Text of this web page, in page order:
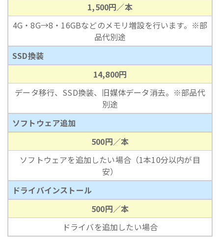
1,500円／本
4G・8G→8・16GBなどのメモリ増設を行います。※部
品代別途
SSD換装
14,800円
データ移行、SSD換装、旧媒体データ消去。※部品代
別途
ソフトウェア追加
500円／本
ソフトウェアを追加したい場合（1本10分以内が目
安）
ドライバインストール
500円／本
ドライバを追加したい場合